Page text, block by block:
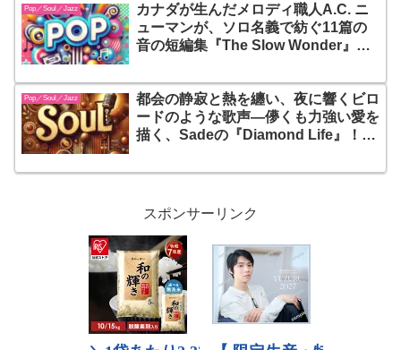
Pop／Soul／Jazz
カナダが生んだメロディ職人A.C. ニ
ューマンが、ソロ名義で紡ぐ11篇の
音の短編集『The Slow Wonder』！
めくそのサウンドは、聴くたびに発見
とやすらぎをもたらしてくれる
Pop／Soul／Jazz
都会の静寂と熱を纏い、夜に響くビロ
ードのような歌声—儚くも力強い愛を
描く、Sadeの『Diamond Life』！ス
包み込む一枚
スポンサーリンク